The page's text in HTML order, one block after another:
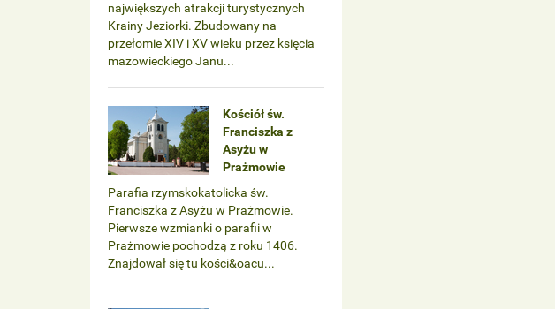
największych atrakcji turystycznych
Krainy Jeziorki. Zbudowany na
przełomie XIV i XV wieku przez księcia
mazowieckiego Janu...
Kościół św.
Franciszka z
Asyżu w
Prażmowie
Parafia rzymskokatolicka św.
Franciszka z Asyżu w Prażmowie.
Pierwsze wzmianki o parafii w
Prażmowie pochodzą z roku 1406.
Znajdował się tu kości&oacu...